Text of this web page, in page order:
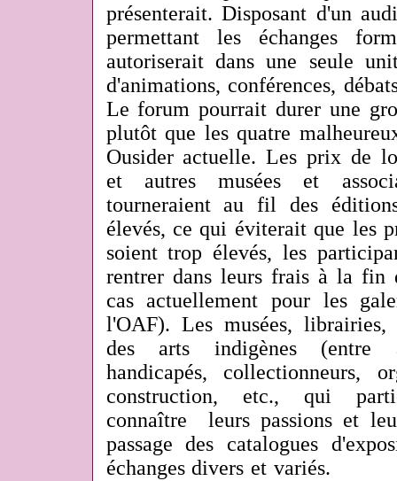
présenterait. Disposant d'un
permettant les échanges
autoriserait dans une seule
d'animations, conférences,
Le forum pourrait durer une
plutôt que les quatre
Ousider actuelle. Les prix de
et autres musées et
tourneraient au fil des
élevés, ce qui éviterait que les
soient trop élevés, les
rentrer dans leurs frais à la fin
cas actuellement pour les
l'OAF). Les musées, librairies,
des arts indigènes (entre
handicapés, collectionneurs,
construction, etc., qui
connaître leurs passions et
passage des catalogues
échanges divers et variés.